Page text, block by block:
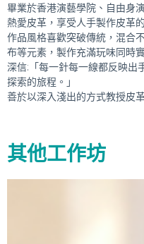
畢業於香港演藝學院、自由身
熱愛皮革，享受人手製作皮革
作品風格喜歡突破傳統，混合
布等元素，製作充滿玩味同時
深信:「每一針每一線都反映出
探索的旅程。」
善於以深入淺出的方式教授皮
其他工作坊